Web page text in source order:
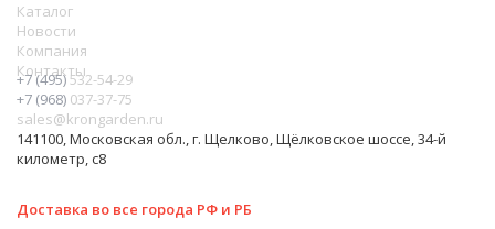
Каталог
Новости
Компания
Контакты
+7 (495) 532-54-29
+7 (968) 037-37-75
sales@krongarden.ru
141100, Московская обл., г. Щелково, Щёлковское шоссе, 34-й
километр, с8
Доставка во все города РФ и РБ